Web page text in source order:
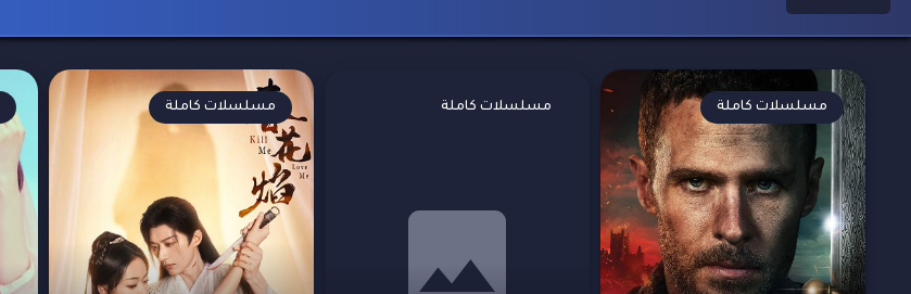
مسلسلات كاملة مسلسلات كاملة مسلسلات كاملة